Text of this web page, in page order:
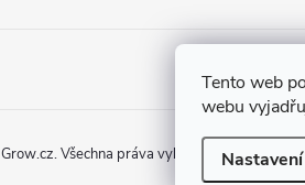
Tento web
webu
Nastavení
Grow.cz. Všechna práva vyhrazena.